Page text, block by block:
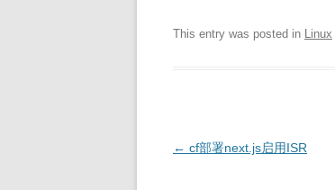
This entry was posted in Linux
Post
← cf部署next.js启用ISR